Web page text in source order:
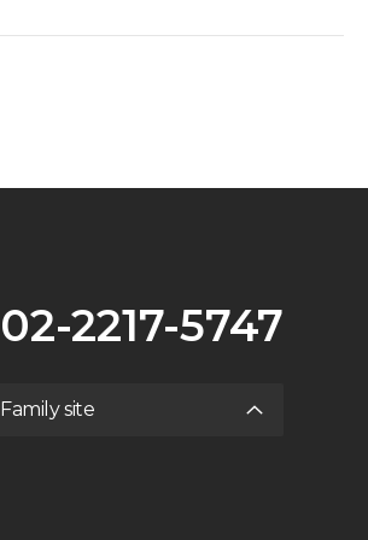
02-2217-5747
Family site